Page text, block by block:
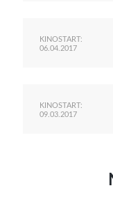
KINOSTART:
06.04.2017
KINOSTART:
09.03.2017